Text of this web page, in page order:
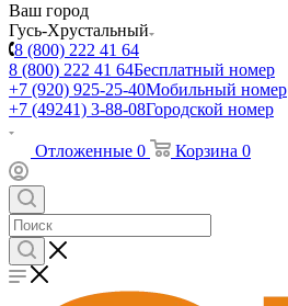
Ваш город
Гусь-Хрустальный
8 (800) 222 41 64
8 (800) 222 41 64Бесплатный номер
+7 (920) 925-25-40Мобильный номер
+7 (49241) 3-88-08Городской номер
Отложенные 0 Корзина 0